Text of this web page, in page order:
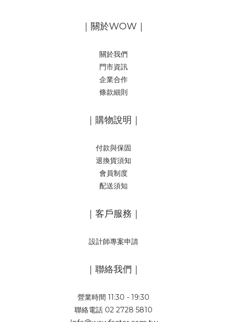
｜關於WOW｜
關於我們
門市資訊
企業合作
條款細則
｜購物說明｜
付款與保固
退換貨須知
會員制度
配送須知
｜客戶服務｜
設計師專案申請
｜聯絡我們｜
營業時間 11:30 - 19:30
聯絡電話 02 2728 5810